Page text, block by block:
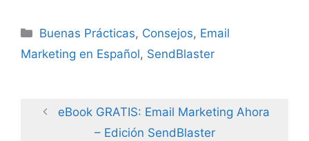
Categories
Buenas Prácticas, Consejos, Email
Marketing en Español, SendBlaster
eBook GRATIS: Email Marketing Ahora
– Edición SendBlaster